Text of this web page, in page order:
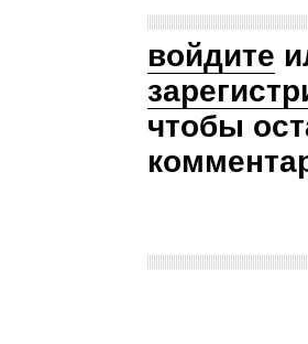
войдите
чтобы